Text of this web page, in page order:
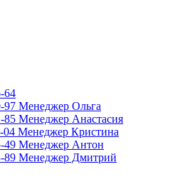
64
97 Менеджер Ольга
85 Менеджер Анастасия
04 Менеджер Кристина
49 Менеджер Антон
89 Менеджер Дмитрий